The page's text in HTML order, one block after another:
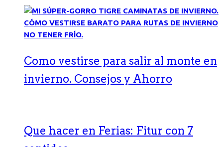
Como vestirse para salir al monte en
invierno. Consejos y Ahorro
Que hacer en Ferias: Fitur con 7